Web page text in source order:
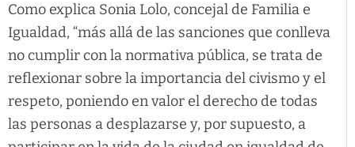
Como explica Sonia Lolo, concejal de Familia e
Igualdad, “más allá de las sanciones que conlleva
no cumplir con la normativa pública, se trata de
reflexionar sobre la importancia del civismo y el
respeto, poniendo en valor el derecho de todas
las personas a desplazarse y, por supuesto, a